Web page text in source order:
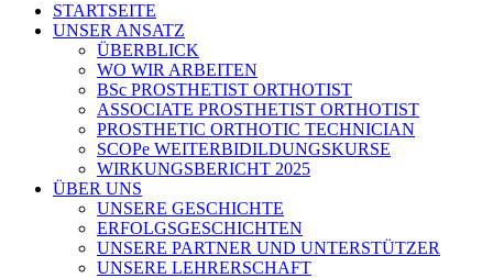
STARTSEITE
UNSER ANSATZ
ÜBERBLICK
WO WIR ARBEITEN
BSc PROSTHETIST ORTHOTIST
ASSOCIATE PROSTHETIST ORTHOTIST
PROSTHETIC ORTHOTIC TECHNICIAN
SCOPe WEITERBIDILDUNGSKURSE
WIRKUNGSBERICHT 2025
ÜBER UNS
UNSERE GESCHICHTE
ERFOLGSGESCHICHTEN
UNSERE PARTNER UND UNTERSTÜTZER
UNSERE LEHRERSCHAFT